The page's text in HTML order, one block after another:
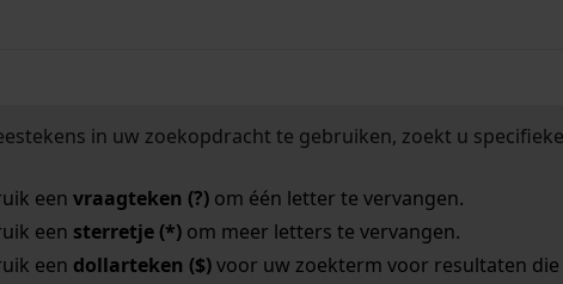
in uw zoekopdracht te gebruiken, zoekt u
een vraagteken (?)om één letter te vervangen.
een sterretje (*)om meer letters te vervangen.
een dollarteken ($)voor uw zoekterm voor resultaten die